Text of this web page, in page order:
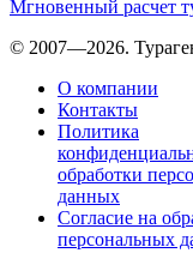
Мгновенный расчет
© 2007—2026.
О компании
Контакты
Политика
обработки
данных
Согласие на
персональных